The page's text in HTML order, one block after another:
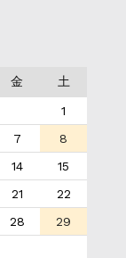
金 土
1
7
8
14
15
21
22
28
29